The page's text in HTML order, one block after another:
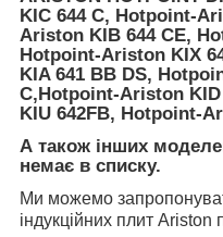
KIC 644 C, Hotpoint-
Ariston KIB 644 CE,
Hotpoint-Ariston KIX
KIA 641 BB DS,
C,Hotpoint-Ariston
KIU 642FB, Hotpoint-
А також інших
немає в списку.
Ми можемо
індукційних плит Ariston